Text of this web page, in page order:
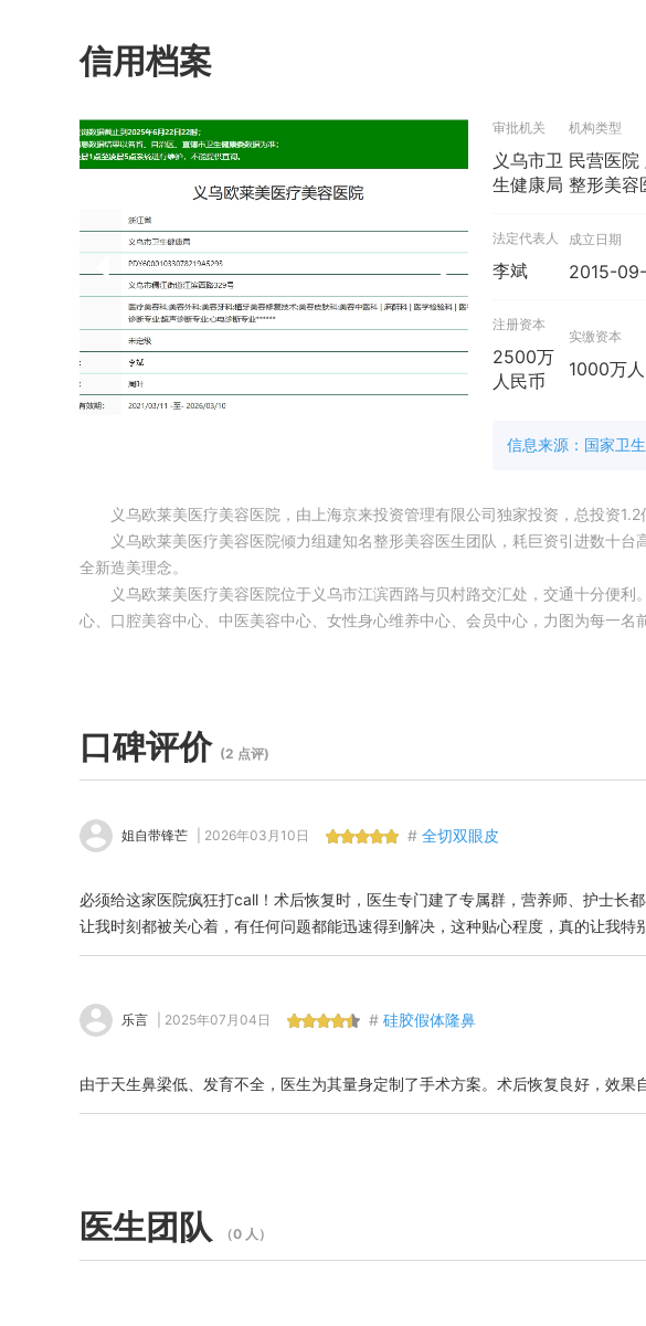
信用档案
审批机关
义乌市卫
生健康局
机构类型
民营医院
整形美容
法定代表人
李斌
成立日期
2015-
注册资本
2500万
人民币
实缴资本
1000万
信息来源：国家卫
义乌欧莱美医疗美容医院，由上海京来投资管理有限公司独家投资，总投资1.2
义乌欧莱美医疗美容医院倾力组建知名整形美容医生团队，耗巨资引进数十台
全新造美理念。
义乌欧莱美医疗美容医院位于义乌市江滨西路与贝村路交汇处，交通十分便利
心、口腔美容中心、中医美容中心、女性身心维养中心、会员中心，力图为每一名
口碑评价 (2 点评)
姐自带锋芒 | 2026年03月10日 # 全切双眼皮
必须给这家医院疯狂打call！术后恢复时，医生专门建了专属群，营养师、护士长
让我时刻都被关心着，有任何问题都能迅速得到解决，这种贴心程度，真的让我特
乐言 | 2025年07月04日 # 硅胶假体隆鼻
由于天生鼻梁低、发育不全，医生为其量身定制了手术方案。术后恢复良好，效果
医生团队 （0 人）